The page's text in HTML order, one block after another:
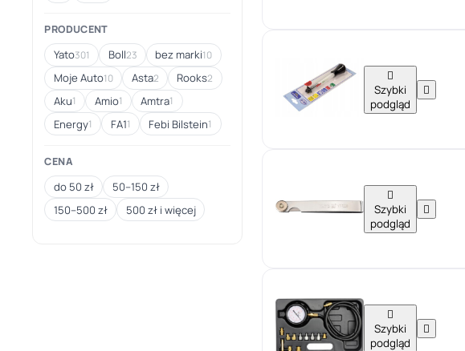
PRODUCENT
Yato301 Boll23 bez marki10
Moje Auto10 Asta2 Rooks2
Aku1 Amio1 Amtra1
Energy1 FA11 Febi Bilstein1
CENA
do 50 zł
50–150 zł
150–500 zł
500 zł i więcej

Szybki
podgląd


Szybki
podgląd


Szybki
podgląd
